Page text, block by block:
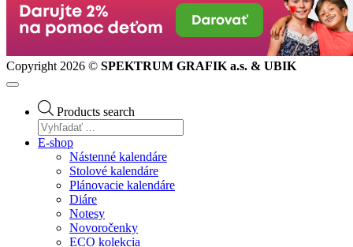
Copyright 2026 © SPEKTRUM GRAFIK a.s. & UBIK
Products search
E-shop
Nástenné kalendáre
Stolové kalendáre
Plánovacie kalendáre
Diáre
Notesy
Novoročenky
ECO kolekcia